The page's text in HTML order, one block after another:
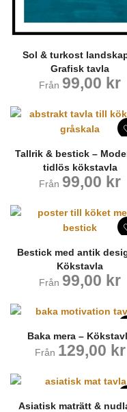
Sol & turkost
Grafisk tavla
Från 99,00 kr
Tallrik & bestick –
tidlös kökstavla
Från 99,00 kr
Bestick med antik
Kökstavla
Från 99,00 kr
Baka mera –
Från 129,00 kr
Asiatisk maträtt &